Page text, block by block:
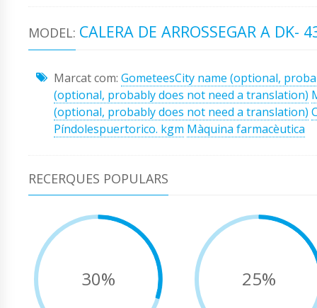
MODEL: CALERA DE ARROSSEGAR A DK-
Marcat com: GometeesCity name (optional,
(optional, probably does not need a translation)
(optional, probably does not need a translation)
Píndolespuertorico. kgm Màquina farmacèutica
RECERQUES POPULARS
30% 25%